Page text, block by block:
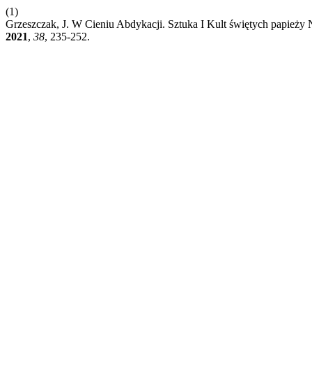
(1)
Grzeszczak, J. W Cieniu Abdykacji. Sztuka I Kult świętych
2021, 38, 235-252.